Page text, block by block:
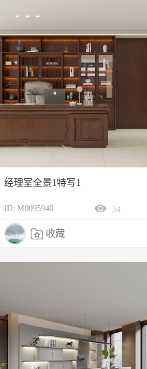
经理室全景1特写1
ID: M0095940 34
 收藏